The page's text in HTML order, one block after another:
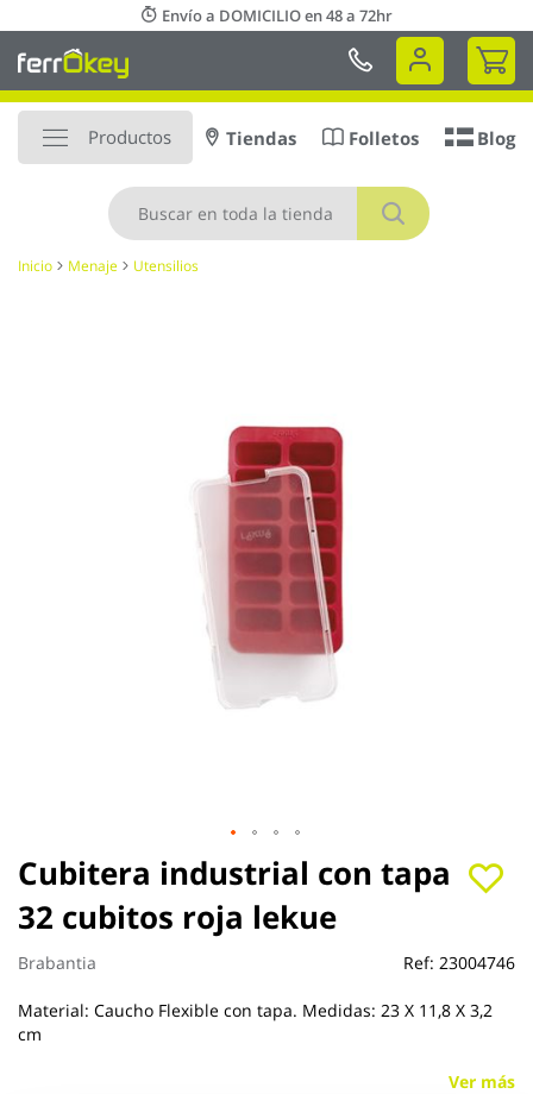
al
contenido
Envío a DOMICILIO en 48 a 72hr
Mi
Productos
Buscar
Tiendas Folletos Blog
Inicio Menaje Utensilios
Cubitera industrial con tapa
32 cubitos roja lekue
Brabantia Ref: 23004746
Material: Caucho Flexible con tapa. Medidas: 23 X 11,8 X 3,2
cm
Ver más
Saltar
al
comienzo
de
la
de
imágenes